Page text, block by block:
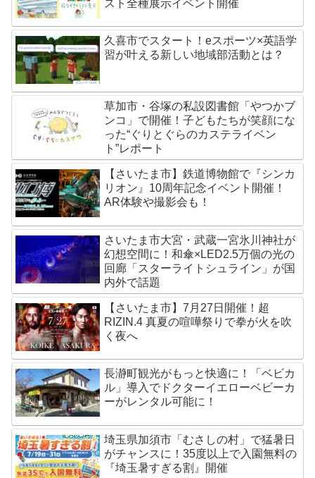
スト全種展示イベント開催
久喜市でスタート！eスポーツ×英語学
習が叶える新しい地域部活動とは？
草加市・谷塚の私設図書館「やつかブ
ンコ」で開催！子どもたちが笑顔にな
った“ぐりとぐらのカステライベン
ト”レポート
【さいたま市】鉄道博物館で『シンカ
リオン』10周年記念イベント開催！
AR体験や撮影会も！
さいたま市大宮・武蔵一宮氷川神社が
幻想空間に！和傘×LED2.5万個の光の
回廊「スターライトシュライン」が国
内外で話題
【さいたま市】7月27日開催！超
RIZIN.4 真夏の喧嘩祭りで拳が火を吹
く夜へ
長瀞町観光がもっと快適に！「ベビカ
ル」導入でドクターイエローベビーカ
ーがレンタル可能に！
埼玉県加須市「むさしの村」で猛暑日
がチャンスに！35度以上で入園無料の
『埼玉暑すぎる割』開催